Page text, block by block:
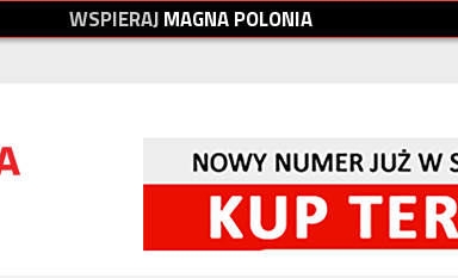
WSPIERAJMAGNAPOLONIA